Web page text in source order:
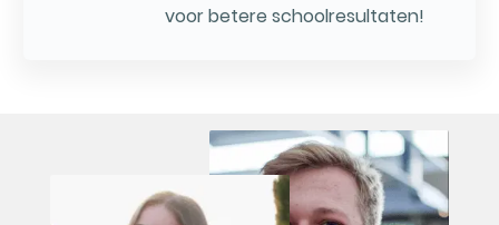
voor betere schoolresultaten!